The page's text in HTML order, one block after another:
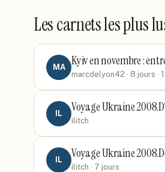
Les carnets les plus
MA Kyiv en novembre :
marcdelyon42 · 8 jours ·
IL Voyage Ukraine
ilitch
IL Voyage Ukraine
ilitch · 7 jours